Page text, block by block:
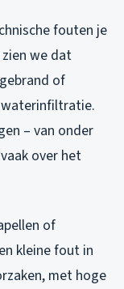
fouten je
zien we dat
of
– van onder
over het
of
kleine fout in
met hoge